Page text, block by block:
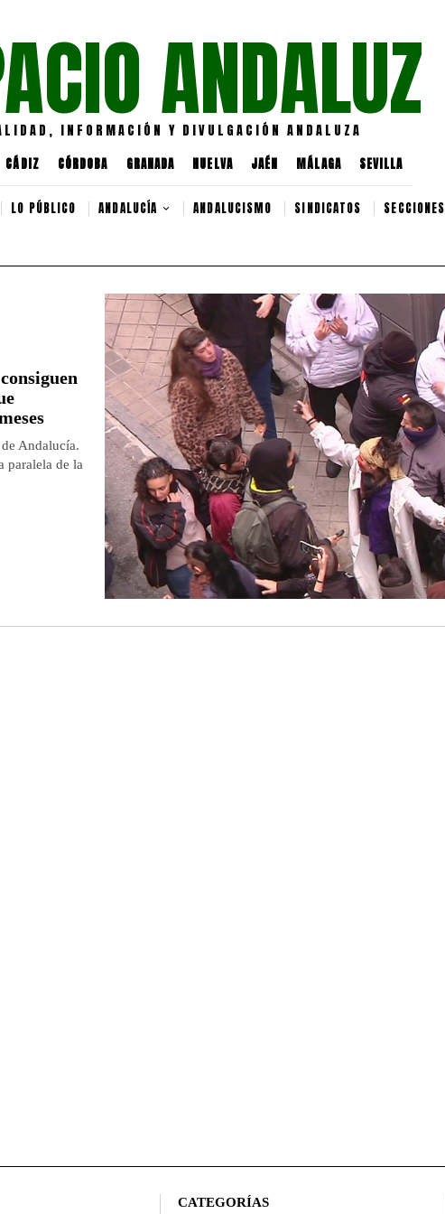
ANDALUZ
INFORMACIÓN Y DIVULGACIÓN ANDALUZA
CÁDIZ CÓRDOBA GRANADA HUELVA JAÉN MÁLAGA SEVILLA
LO PÚBLICO ANDALUCÍA ANDALUCISMO SINDICATOS SECCIONES
Andalucía.
paralela de la
CATEGORÍAS